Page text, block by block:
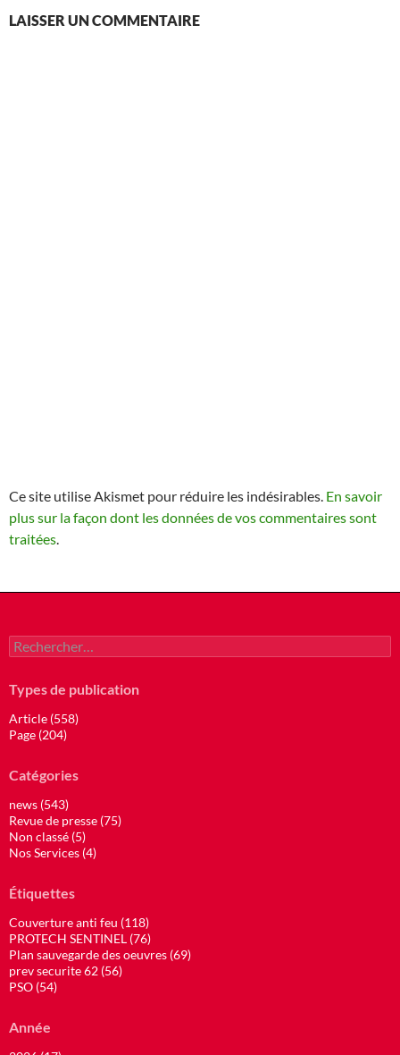
LAISSER UN COMMENTAIRE
Ce site utilise Akismet pour réduire les indésirables. En savoir
plus sur la façon dont les données de vos commentaires sont
traitées
Rechercher :
Types de publication
Article (558)
Page (204)
Catégories
news (543)
Revue de presse (75)
Non classé (5)
Nos Services (4)
Étiquettes
Couverture anti feu (118)
PROTECH SENTINEL (76)
Plan sauvegarde des oeuvres (69)
prev securite 62 (56)
PSO (54)
Année